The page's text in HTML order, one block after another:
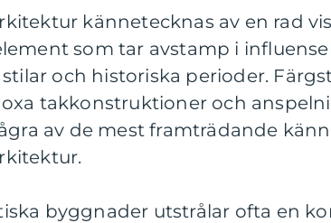
kännetecknas av en rad
som tar avstamp i
och historiska perioder.
takkonstruktioner och
av de mest framträdande
byggnader utstrålar ofta en